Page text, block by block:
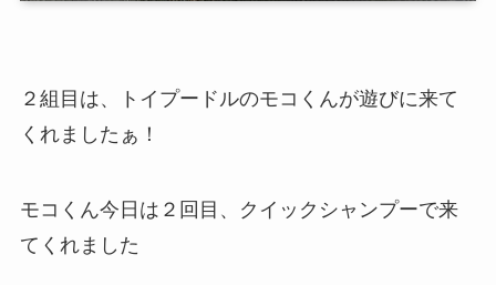
２組目は、トイプードルのモコくんが遊びに来て
くれましたぁ！
モコくん今日は２回目、クイックシャンプーで来
てくれました